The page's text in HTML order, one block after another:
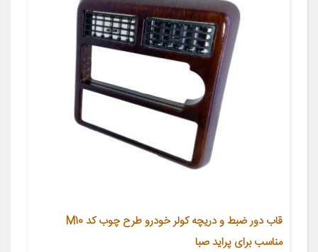
قاب دور ضبط و دریچه کولر خودرو طرح چوب کد M10
مناسب برای پراید صبا